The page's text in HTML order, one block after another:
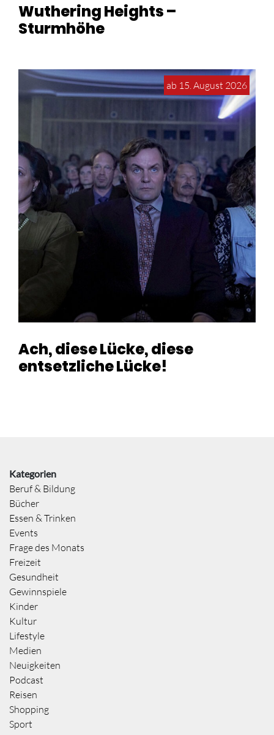
Wuthering Heights –
Sturmhöhe
ab 15. August 2026
Ach, diese Lücke, diese
entsetzliche Lücke!
Kategorien
Beruf & Bildung
Bücher
Essen & Trinken
Events
Frage des Monats
Freizeit
Gesundheit
Gewinnspiele
Kinder
Kultur
Lifestyle
Medien
Neuigkeiten
Podcast
Reisen
Shopping
Sport